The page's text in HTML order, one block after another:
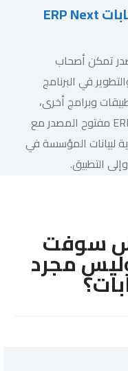
نظام إدارة الحسابات ERP Next
تمكن أصحاب
في البرنامج
وبرامج أخرى،
برنامج محاسبة ERP Next مفتوح المصدر مع
لبيانات المؤسسة في
التطبيق.
سوفت
مجرد